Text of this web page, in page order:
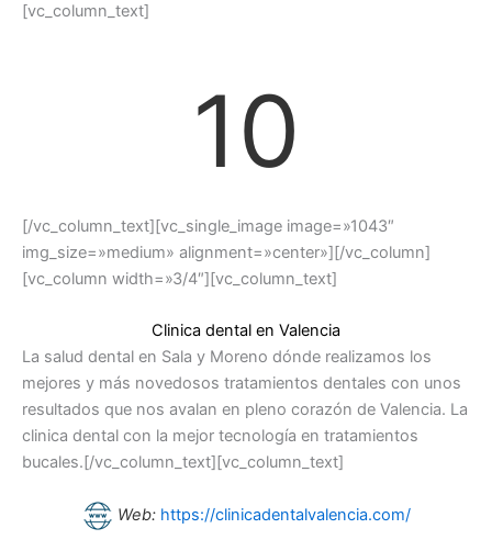
[vc_column_text]
10
[/vc_column_text][vc_single_image image=»1043″
img_size=»medium» alignment=»center»][/vc_column]
[vc_column width=»3/4″][vc_column_text]
Clinica dental en Valencia
La salud dental en Sala y Moreno dónde realizamos los
mejores y más novedosos tratamientos dentales con unos
resultados que nos avalan en pleno corazón de Valencia. La
clinica dental con la mejor tecnología en tratamientos
bucales.[/vc_column_text][vc_column_text]
Web: https://clinicadentalvalencia.com/